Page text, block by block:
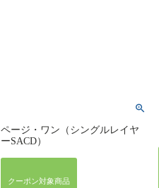
ページ・ワン（シングルレイヤ
ーSACD）
クーポン対象商品